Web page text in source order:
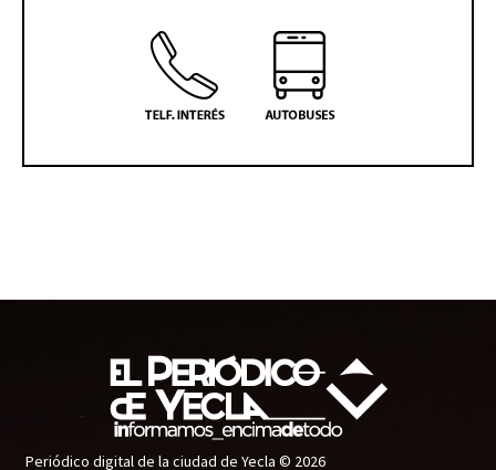
Periódico digital de la ciudad de Yecla © 2026